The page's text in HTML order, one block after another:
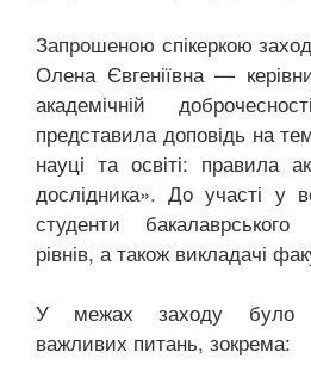
Запрошеною спікеркою
Олена Євгеніївна —
академічній
представила доповідь на
науці та освіті: правила
дослідника». До участі у
студенти бакалаврського
рівнів, а також викладачі
У межах заходу було
важливих питань, зокрема: